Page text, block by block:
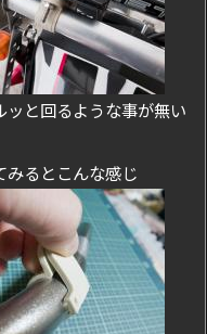
と回るような事が無い
みるとこんな感じ